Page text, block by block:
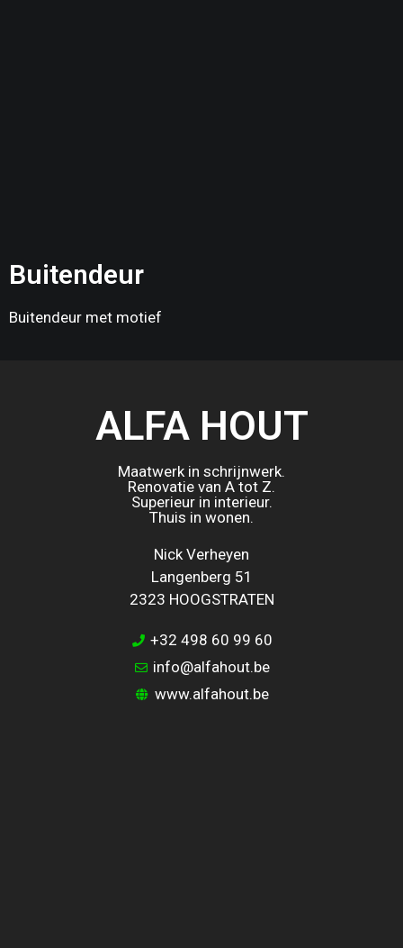
Buitendeur
Buitendeur met motief
ALFA HOUT
Maatwerk in schrijnwerk.
Renovatie van A tot Z.
Superieur in interieur.
Thuis in wonen.
Nick Verheyen
Langenberg 51
2323 HOOGSTRATEN
+32 498 60 99 60
info@alfahout.be
www.alfahout.be